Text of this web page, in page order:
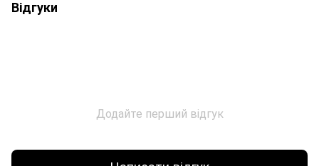
Відгуки
Додайте перший відгук